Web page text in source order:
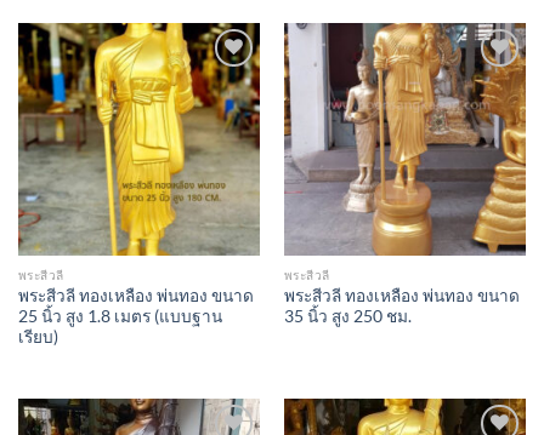
Add to
Wishlist
พระสีวลี
พระสีวลี ทองเหลือง พ่นทอง ขนาด
25 นิ้ว สูง 1.8 เมตร (แบบฐาน
เรียบ)
Add to
Wishlist
พระสีวลี
พระสีวลี ทองเหลือง พ่นทอง ขนาด
35 นิ้ว สูง 250 ชม.